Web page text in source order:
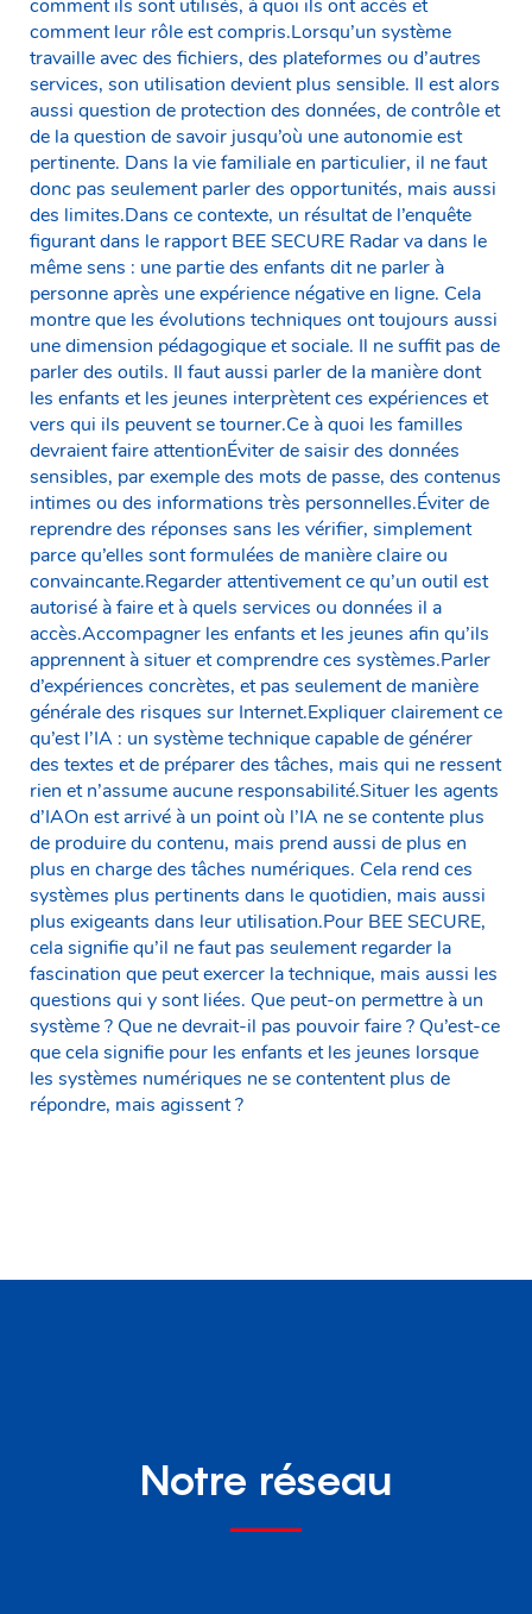
comment ils sont utilisés, à quoi ils ont accès et
comment leur rôle est compris.Lorsqu’un système
travaille avec des fichiers, des plateformes ou d’autres
services, son utilisation devient plus sensible. Il est alors
aussi question de protection des données, de contrôle et
de la question de savoir jusqu’où une autonomie est
pertinente. Dans la vie familiale en particulier, il ne faut
donc pas seulement parler des opportunités, mais aussi
des limites.Dans ce contexte, un résultat de l’enquête
figurant dans le rapport BEE SECURE Radar va dans le
même sens : une partie des enfants dit ne parler à
personne après une expérience négative en ligne. Cela
montre que les évolutions techniques ont toujours aussi
une dimension pédagogique et sociale. Il ne suffit pas de
parler des outils. Il faut aussi parler de la manière dont
les enfants et les jeunes interprètent ces expériences et
vers qui ils peuvent se tourner.Ce à quoi les familles
devraient faire attentionÉviter de saisir des données
sensibles, par exemple des mots de passe, des contenus
intimes ou des informations très personnelles.Éviter de
reprendre des réponses sans les vérifier, simplement
parce qu’elles sont formulées de manière claire ou
convaincante.Regarder attentivement ce qu’un outil est
autorisé à faire et à quels services ou données il a
accès.Accompagner les enfants et les jeunes afin qu’ils
apprennent à situer et comprendre ces systèmes.Parler
d’expériences concrètes, et pas seulement de manière
générale des risques sur Internet.Expliquer clairement ce
qu’est l’IA : un système technique capable de générer
des textes et de préparer des tâches, mais qui ne ressent
rien et n’assume aucune responsabilité.Situer les agents
d’IAOn est arrivé à un point où l’IA ne se contente plus
de produire du contenu, mais prend aussi de plus en
plus en charge des tâches numériques. Cela rend ces
systèmes plus pertinents dans le quotidien, mais aussi
plus exigeants dans leur utilisation.Pour BEE SECURE,
cela signifie qu’il ne faut pas seulement regarder la
fascination que peut exercer la technique, mais aussi les
questions qui y sont liées. Que peut-on permettre à un
système ? Que ne devrait-il pas pouvoir faire ? Qu’est-ce
que cela signifie pour les enfants et les jeunes lorsque
les systèmes numériques ne se contentent plus de
répondre, mais agissent ?
Notre réseau